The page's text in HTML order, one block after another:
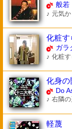
般若
♪ 元気
化粧す
ガラ
♪ 化粧
化身の
Do
♪ 右隣
軽蔑